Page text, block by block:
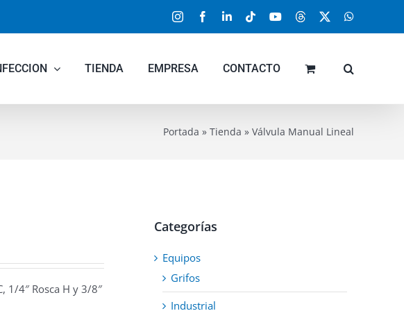
InstagramFacebookLinkedIn
TiktokYouTube
Threads WhatsApp
TIENDA EMPRESA CONTACTO
Portada » Tienda » Válvula Manual Lineal
1/4″ Rosca H y 3/8″
Categorías
Equipos
Grifos
Industrial